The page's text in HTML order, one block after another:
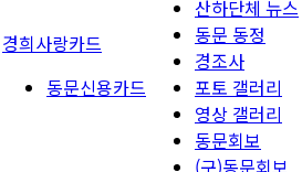
역대회장
조직현황
회칙 및 운영규칙
경희사랑카드
동문신용카드
산하단체 뉴스
동문 동정
경조사
포토 갤러리
영상 갤러리
동문회보
(구)동문회보